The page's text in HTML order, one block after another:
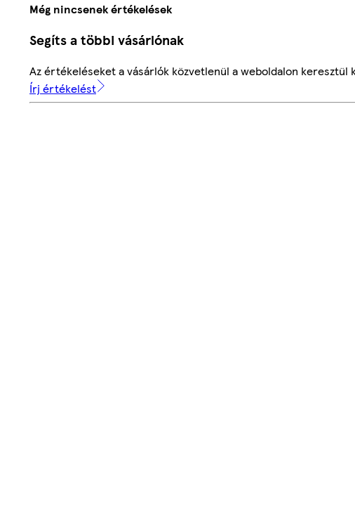
Még nincsenek értékelések
Segíts a többi vásárlónak
Az értékeléseket a vásárlók közvetlenül a weboldalon
Írj értékelést